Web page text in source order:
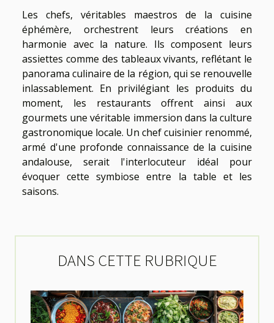
Les chefs, véritables maestros de la cuisine
éphémère, orchestrent leurs créations en
harmonie avec la nature. Ils composent leurs
assiettes comme des tableaux vivants, reflétant le
panorama culinaire de la région, qui se renouvelle
inlassablement. En privilégiant les produits du
moment, les restaurants offrent ainsi aux
gourmets une véritable immersion dans la culture
gastronomique locale. Un chef cuisinier renommé,
armé d'une profonde connaissance de la cuisine
andalouse, serait l'interlocuteur idéal pour
évoquer cette symbiose entre la table et les
saisons.
DANS CETTE RUBRIQUE